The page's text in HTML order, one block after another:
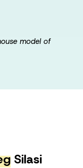
model of
Silasi